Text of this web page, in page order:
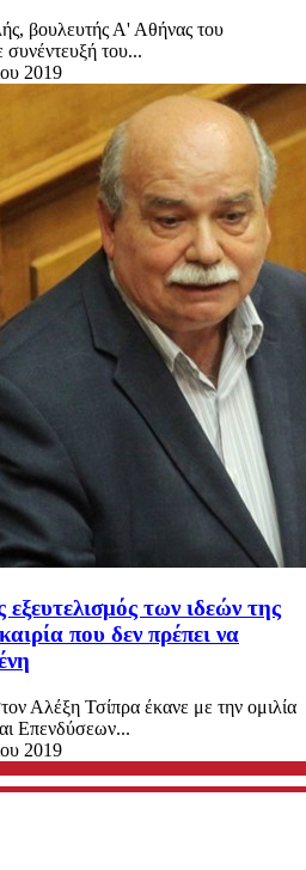
βουλευτής Α' Αθήνας του
του...
2019
των ιδεών της
που δεν πρέπει να
Αλέξη Τσίπρα έκανε με την ομιλία
Επενδύσεων...
2019